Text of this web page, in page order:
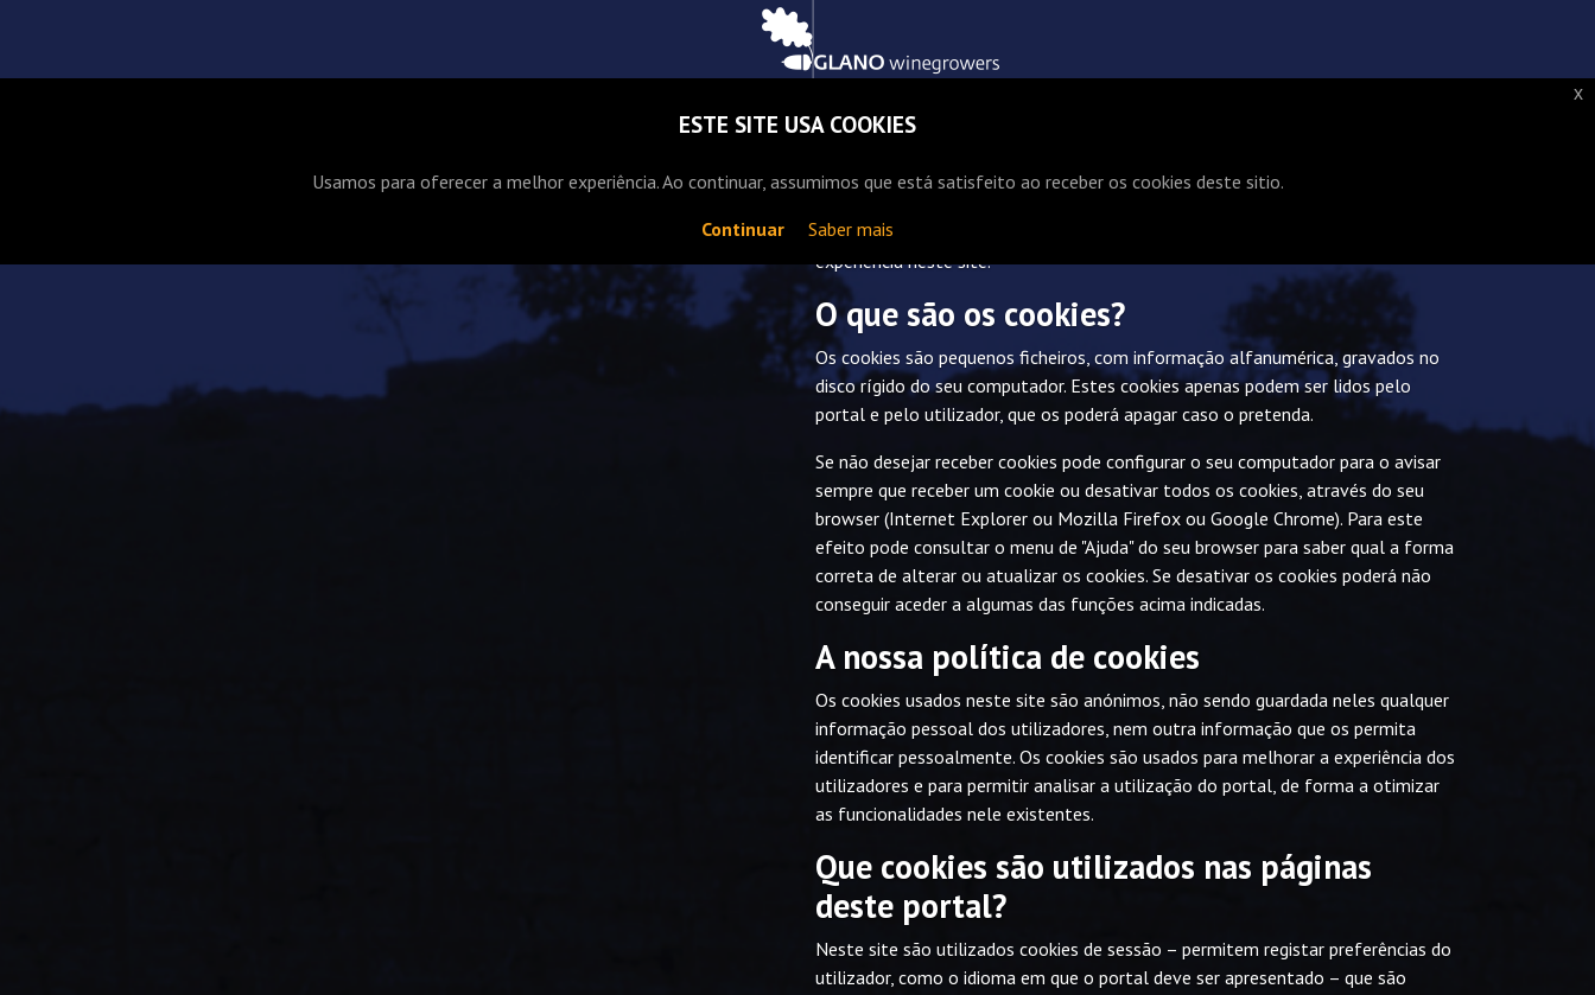
início
quinta do coucão
Termos e condições de uso
Descrevem-se em seguida termos e condições de uso para melhorar a usa
experiência neste site.
O que são os cookies?
Os cookies são pequenos ficheiros, com informação alfanumérica, gravados no
disco rígido do seu computador. Estes cookies apenas podem ser lidos pelo
portal e pelo utilizador, que os poderá apagar caso o pretenda.
Se não desejar receber cookies pode configurar o seu computador para o avisar
sempre que receber um cookie ou desativar todos os cookies, através do seu
browser (Internet Explorer ou Mozilla Firefox ou Google Chrome). Para este
efeito pode consultar o menu de "Ajuda" do seu browser para saber qual a forma
correta de alterar ou atualizar os cookies. Se desativar os cookies poderá não
conseguir aceder a algumas das funções acima indicadas.
A nossa política de cookies
Os cookies usados neste site são anónimos, não sendo guardada neles qualquer
informação pessoal dos utilizadores, nem outra informação que os permita
identificar pessoalmente. Os cookies são usados para melhorar a experiência dos
utilizadores e para permitir analisar a utilização do portal, de forma a otimizar
as funcionalidades nele existentes.
Que cookies são utilizados nas páginas
deste portal?
Neste site são utilizados cookies de sessão – permitem registar preferências do
utilizador, como o idioma em que o portal deve ser apresentado – que são
ESTE SITE USA COOKIES
Usamos para oferecer a melhor experiência. Ao continuar, assumimos que está satisfeito ao receber os cookies deste sitio.
Continuar
Saber mais
x